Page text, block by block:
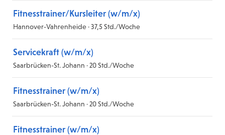
Fitnesstrainer/Kursleiter (w/m/x)
Hannover-Vahrenheide · 37,5 Std./Woche
Servicekraft (w/m/x)
Saarbrücken-St. Johann · 20 Std./Woche
Fitnesstrainer (w/m/x)
Saarbrücken-St. Johann · 20 Std./Woche
Fitnesstrainer (w/m/x)